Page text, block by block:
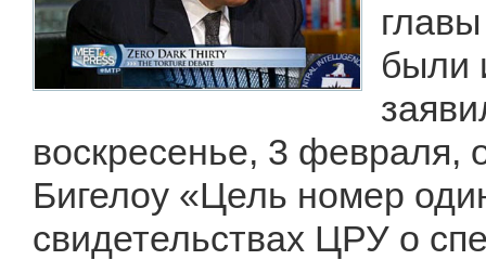
были
воскресенье, 3 февраля,
Бигелоу «Цель номер
свидетельствах ЦРУ о